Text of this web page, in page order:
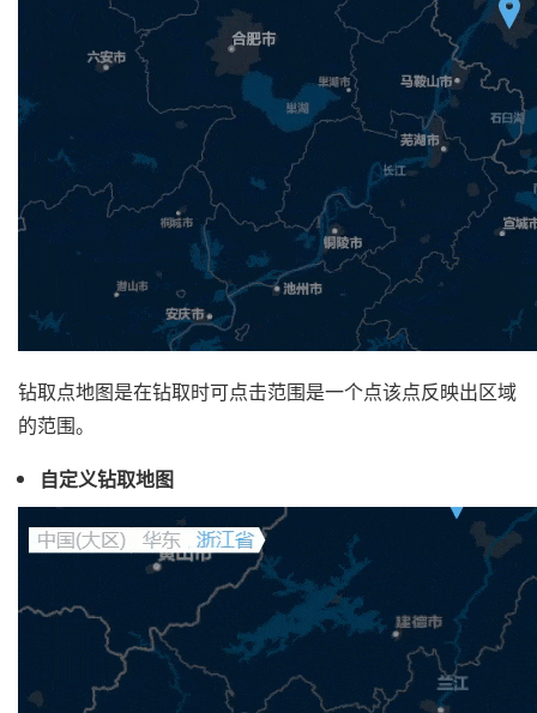
钻取点地图是在钻取时可点击范围是一个点该点反映出区域
的范围。
自定义钻取地图